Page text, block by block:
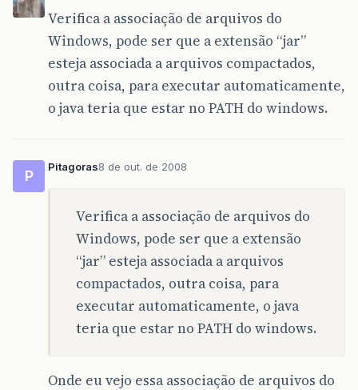
Verifica a associação de arquivos do
Windows, pode ser que a extensão “jar”
esteja associada a arquivos compactados,
outra coisa, para executar automaticamente,
o java teria que estar no PATH do windows.
P
Pitagoras8 de out. de 2008
Verifica a associação de arquivos do
Windows, pode ser que a extensão
“jar” esteja associada a arquivos
compactados, outra coisa, para
executar automaticamente, o java
teria que estar no PATH do windows.
Onde eu vejo essa associação de arquivos do